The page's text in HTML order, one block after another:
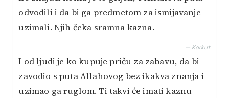
odvodili i da bi ga predmetom za ismijavanje
uzimali. Njih čeka sramna kazna.
— Korkut
I od ljudi je ko kupuje priču za zabavu, da bi
zavodio s puta Allahovog bez ikakva znanja i
uzimao ga ruglom. Ti takvi će imati kaznu